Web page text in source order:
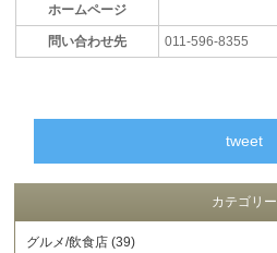
ホームページ
問い合わせ先 011-596-8355
tweet
カテゴリー
グルメ/飲食店 (39)